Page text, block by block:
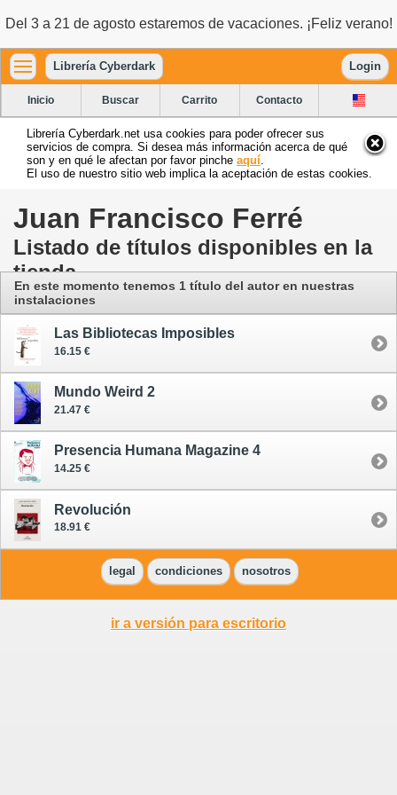
Del 3 a 21 de agosto estaremos de vacaciones. ¡Feliz verano!
Librería Cyberdark Login
Inicio Buscar Carrito Contacto
Librería Cyberdark.net usa cookies para poder ofrecer sus
servicios de compra. Si desea más información acerca de qué
son y en qué le afectan por favor pinche aquí
El uso de nuestro sitio web implica la aceptación de estas cookies.
Juan Francisco Ferré
Listado de títulos disponibles en la
tienda
En este momento tenemos 1 título del autoren nuestras
instalaciones
Las Bibliotecas Imposibles
16.15 €
Mundo Weird 2
21.47 €
Presencia Humana Magazine 4
14.25 €
Revolución
18.91 €
legal condiciones nosotros
ir a versión para escritorio